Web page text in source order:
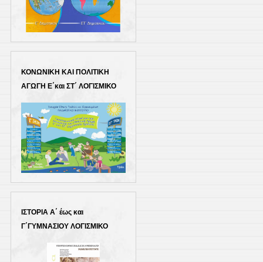
ΚΟΝΩΝΙΚΗ ΚΑΙ ΠΟΛΙΤΙΚΗ
ΑΓΩΓΗ Ε΄και ΣΤ΄ ΛΟΓΙΣΜΙΚΟ
ΙΣΤΟΡΙΑ Α΄ έως και
Γ΄ΓΥΜΝΑΣΙΟΥ ΛΟΓΙΣΜΙΚΟ